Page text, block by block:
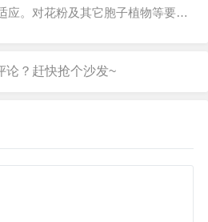
应。对花粉及其它胞子植物等要求